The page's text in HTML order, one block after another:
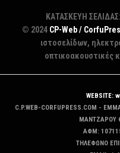
ΚΑΤΑΣΚΕΥΗ ΣΕΛΙΔΑΣ:
© 2024 CP-Web /
ιστοσελίδων,
οπτικοακουστικές
WEBSITE:
C.P.WEB-CORFUPRESS.COM -
MANTZAΡΟΥ
ΑΦΜ:
ΤΗΛΕΦΩΝΟ